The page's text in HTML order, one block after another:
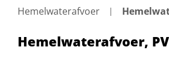
Hemelwaterafvoer
Hemelwaterafvoer,